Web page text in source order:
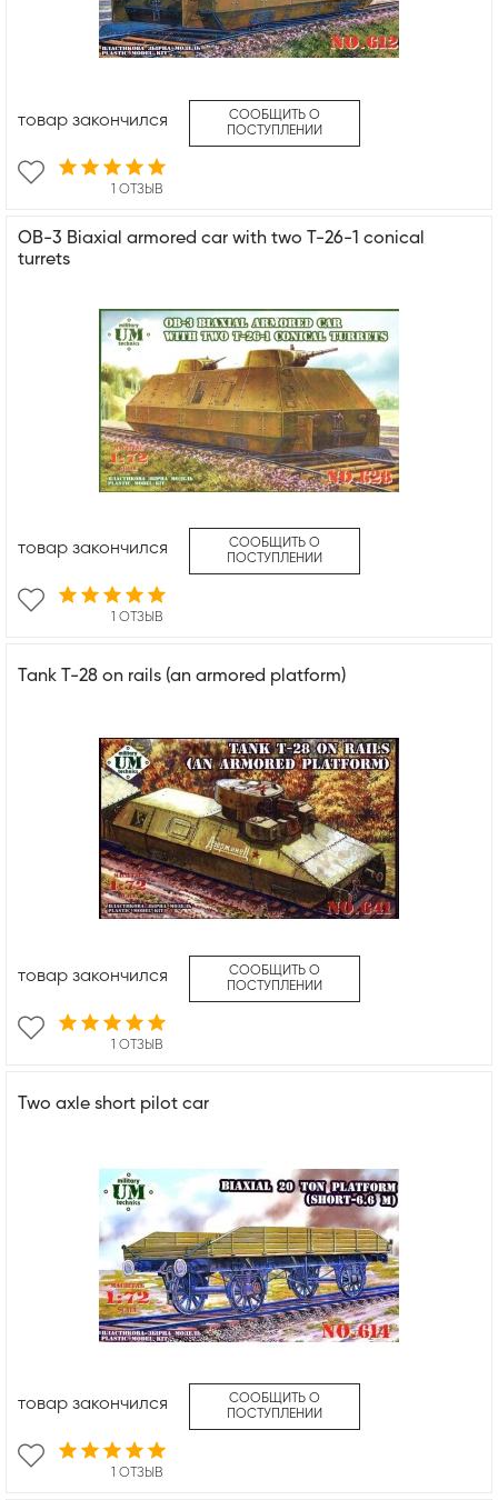
1 ОТЗЫВ
товар закончился
СООБЩИТЬ О
ПОСТУПЛЕНИИ
OB-3 Biaxial armored car with two T-26-1 conical
turrets
1 ОТЗЫВ
товар закончился
СООБЩИТЬ О
ПОСТУПЛЕНИИ
Tank T-28 on rails (an armored platform)
1 ОТЗЫВ
товар закончился
СООБЩИТЬ О
ПОСТУПЛЕНИИ
Two axle short pilot car
1 ОТЗЫВ
товар закончился
СООБЩИТЬ О
ПОСТУПЛЕНИИ